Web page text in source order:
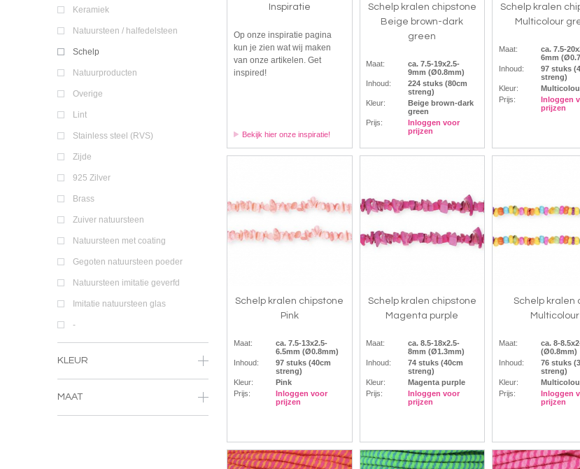
Keramiek
Natuursteen / halfedelsteen
Schelp
Natuurproducten
Overige
Lint
Stainless steel (RVS)
Zijde
925 Zilver
Brass
Zuiver natuursteen
Natuursteen met coating
Gegoten natuursteen poeder
Natuursteen imitatie geverfd
Imitatie natuursteen glas
-
KLEUR
MAAT
Inspiratie
Op onze inspiratie pagina
kun je zien wat wij maken
van onze artikelen. Get
inspired!
Bekijk hier onze inspiratie!
Schelp kralen chipstone
Beige brown-dark
green
Maat:
ca. 7.5-19x2.5-
9mm (Ø0.8mm)
Inhoud:
224 stuks (80cm
streng)
Kleur:
Beige brown-dark
green
Prijs:
Inloggen voor
prijzen
Schelp kralen
Multicolour
Maat:
ca. 7.5-
6mm
Inhoud:
97 stuks
streng)
Kleur:
Prijs:
Inloggen
prijzen
Schelp kralen chipstone
Pink
Maat:
ca. 7.5-13x2.5-
6.5mm (Ø0.8mm)
Inhoud:
97 stuks (40cm
streng)
Kleur:
Pink
Prijs:
Inloggen voor
prijzen
Schelp kralen chipstone
Magenta purple
Maat:
ca. 8.5-18x2.5-
8mm (Ø1.3mm)
Inhoud:
74 stuks (40cm
streng)
Kleur:
Magenta purple
Prijs:
Inloggen voor
prijzen
Schelp kralen
Multicolour
Maat:
ca. 8-
(Ø0.8mm)
Inhoud:
76 stuks
streng)
Kleur:
Prijs:
Inloggen
prijzen